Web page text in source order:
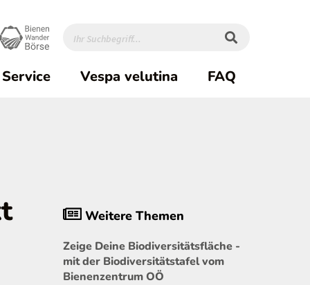
Service Vespa velutina FAQ
Weitere Themen
Zeige Deine Biodiversitätsfläche -
mit der Biodiversitätstafel vom
Bienenzentrum OÖ